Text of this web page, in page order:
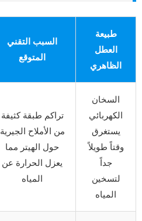
طبيعة
العطل
الظاهري
السبب التقني
المتوقع
السخان
الكهربائي
يستغرق
وقتاً طويلاً
جداً
لتسخين
المياه
تراكم طبقة كثيفة
من الأملاح الجيرية
حول الهيتر مما
يعزل الحرارة عن
المياه